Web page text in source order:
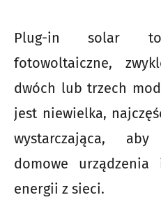
Plug-in solar
fotowoltaiczne,
dwóch lub trzech
jest niewielka,
wystarczająca,
domowe urządzenia
energii z sieci.